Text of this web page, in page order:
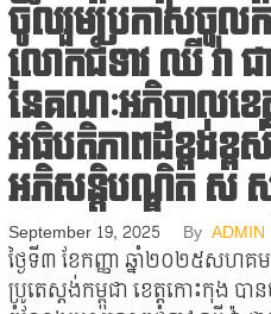
ចូលរួមប្រកាសចូល
លោកជំទាវ ឈី វ៉ា
នៃគណៈអភិបាលខេ
អធិបតិភាពដ៏ខ្ពង់ខ្
អភិសន្តិបណ្ឌិត ស
September 19, 2025 By ADMIN
ថ្ងៃទី៣ ខែកញ្ញា ឆ្នាំ២០២៥សហ
ប្រូតេស្តង់កម្ពុជា ខេត្តកោះកុង